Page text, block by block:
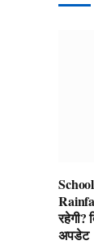
रहेगी?
अपडेट